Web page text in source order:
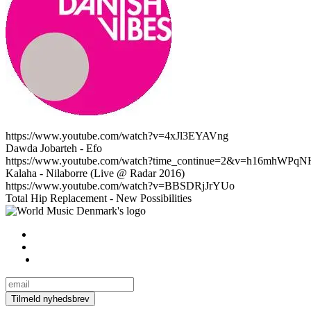
https://www.youtube.com/watch?v=4xJl3EYAVng
Dawda Jobarteh - Efo
https://www.youtube.com/
Kalaha - Nilaborre (Live @ Radar 2016)
https://www.youtube.com/watch?v=BBSDRjJrYUo
Total Hip Replacement - New Possibilities